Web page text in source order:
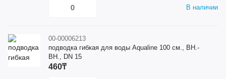
В наличии
00-00006213
подводка гибкая для воды Aqualine 100 см., ВН.-
ВН., DN 15
460₸